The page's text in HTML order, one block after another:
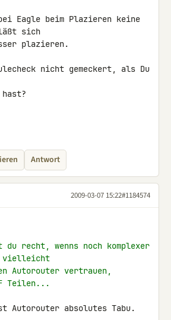
Eagle beim Plazieren keine
läßt sich
plazieren.
nicht gemeckert, als Du
Antwort
2009-03-07 15:22#1184574
du recht, wenns noch komplexer
vielleicht
Autorouter vertrauen,
Teilen...
Autorouter absolutes Tabu.